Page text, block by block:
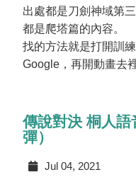
出處都是刀劍神域第
都是爬塔篇的內容。
找的方法就是打開訓
Google，再開動畫去
傳說對決 桐人
彈）
Jul 04, 2021